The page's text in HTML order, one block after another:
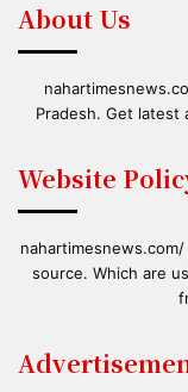
About Us
Pradesh. Get latest
Website
source. Which are